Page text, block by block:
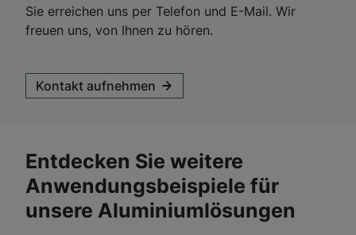
Sie erreichen uns per Telefon und E-Mail. Wir
freuen uns, von Ihnen zu hören.
Kontakt aufnehmen
Entdecken Sie weitere
Anwendungsbeispiele für
unsere Aluminiumlösungen